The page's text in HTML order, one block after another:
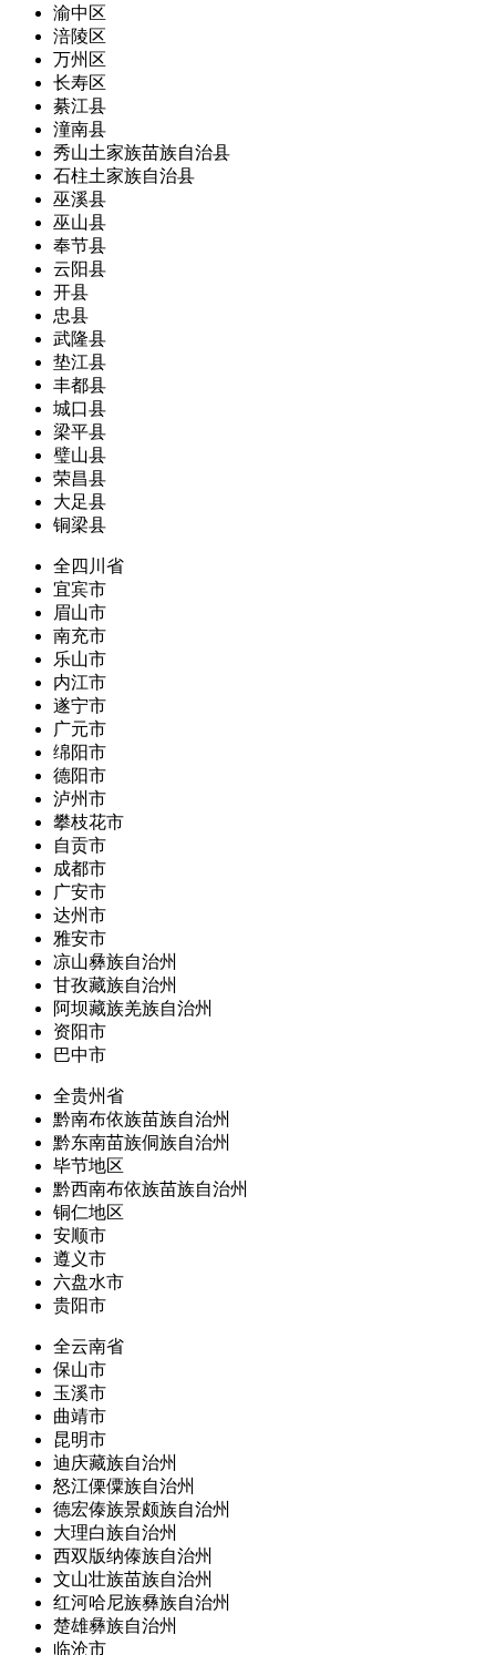
渝中区
涪陵区
万州区
长寿区
綦江县
潼南县
秀山土家族苗族自治县
石柱土家族自治县
巫溪县
巫山县
奉节县
云阳县
开县
忠县
武隆县
垫江县
丰都县
城口县
梁平县
璧山县
荣昌县
大足县
铜梁县
全四川省
宜宾市
眉山市
南充市
乐山市
内江市
遂宁市
广元市
绵阳市
德阳市
泸州市
攀枝花市
自贡市
成都市
广安市
达州市
雅安市
凉山彝族自治州
甘孜藏族自治州
阿坝藏族羌族自治州
资阳市
巴中市
全贵州省
黔南布依族苗族自治州
黔东南苗族侗族自治州
毕节地区
黔西南布依族苗族自治州
铜仁地区
安顺市
遵义市
六盘水市
贵阳市
全云南省
保山市
玉溪市
曲靖市
昆明市
迪庆藏族自治州
怒江傈僳族自治州
德宏傣族景颇族自治州
大理白族自治州
西双版纳傣族自治州
文山壮族苗族自治州
红河哈尼族彝族自治州
楚雄彝族自治州
临沧市